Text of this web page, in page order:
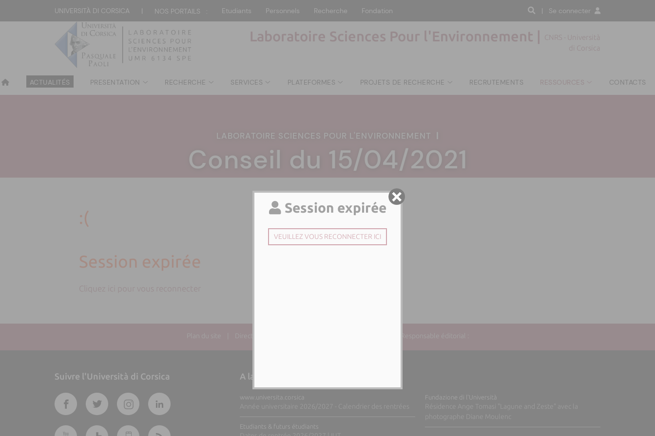
UNIVERSITÀ DI CORSICA | NOS PORTAILS : Etudiants Personnels Recherche Fondation | Se connecter
Laboratoire Sciences Pour l'Environnement |
CNRS - Università
di Corsica
ACTUALITÉS PRESENTATION RECHERCHE SERVICES PLATEFORMES PROJETS DE RECHERCHE RECRUTEMENTS RESSOURCES CONTACTS
LABORATOIRE SCIENCES POUR L'ENVIRONNEMENT
Conseil du 15/04/2021
:(
Session expirée
Cliquez ici pour vous reconnecter
Plan du site | Directeur de la publication : Paul-Antoine SANTONI | Responsable éditorial :
Suivre l'Università di Corsica A la une sur nos sites web
www.universita.corsica
Année universitaire 2026/2027 - Calendrier des rentrées
Etudiants & futurs étudiants
Fundazione di l'Università
Résidence Ange Tomasi "Lagune and Zeste" avec la
photographe Diane Moulenc